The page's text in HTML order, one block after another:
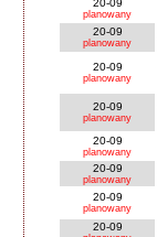
20-09
planowany
20-09
planowany
20-09
planowany
20-09
planowany
20-09
planowany
20-09
planowany
20-09
planowany
20-09